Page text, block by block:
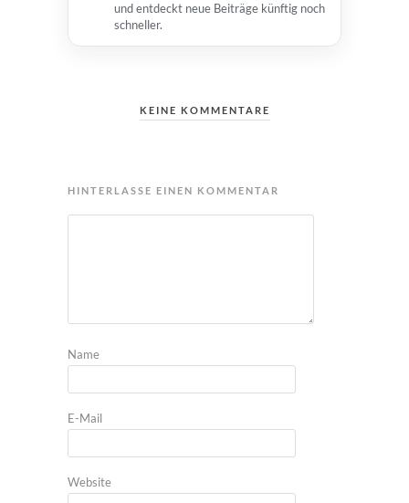
und entdeckt neue Beiträge künftig noch
schneller.
KEINE KOMMENTARE
HINTERLASSE EINEN KOMMENTAR
Name
E-Mail
Website